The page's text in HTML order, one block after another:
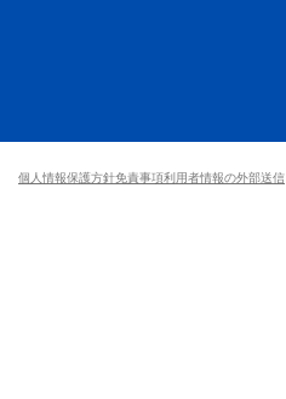
個人情報保護方針免責事項利用者情報の外部送信